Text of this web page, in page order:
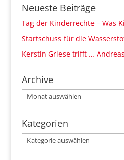
Neueste Beiträge
Tag der Kinderrechte – Was
Startschuss für die
Kerstin Griese trifft …
Archive
Archive
Kategorien
Kategorien